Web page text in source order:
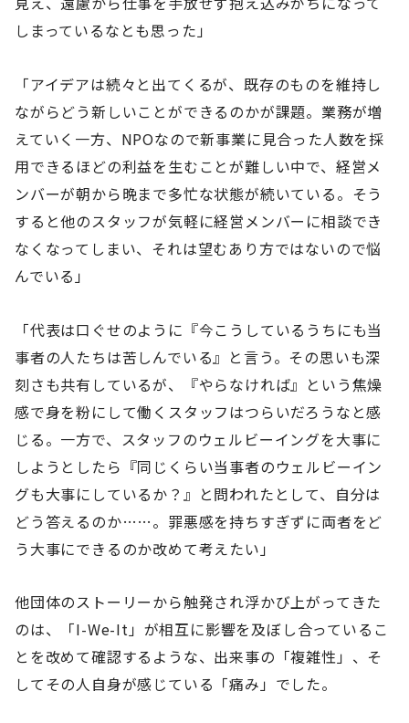
しまっているなとも思った」
「アイデアは続々と出てくるが、既存のものを維持し
ながらどう新しいことができるのかが課題。業務が増
えていく一方、NPOなので新事業に見合った人数を採
用できるほどの利益を生むことが難しい中で、経営メ
ンバーが朝から晩まで多忙な状態が続いている。そう
すると他のスタッフが気軽に経営メンバーに相談でき
なくなってしまい、それは望むあり方ではないので悩
んでいる」
「代表は口ぐせのように『今こうしているうちにも当
事者の人たちは苦しんでいる』と言う。その思いも深
刻さも共有しているが、『やらなければ』という焦燥
感で身を粉にして働くスタッフはつらいだろうなと感
じる。一方で、スタッフのウェルビーイングを大事に
しようとしたら『同じくらい当事者のウェルビーイン
グも大事にしているか？』と問われたとして、自分は
どう答えるのか……。罪悪感を持ちすぎずに両者をど
う大事にできるのか改めて考えたい」
他団体のストーリーから触発され浮かび上がってきた
のは、「I-We-It」が相互に影響を及ぼし合っているこ
とを改めて確認するような、出来事の「複雑性」、そ
してその人自身が感じている「痛み」でした。